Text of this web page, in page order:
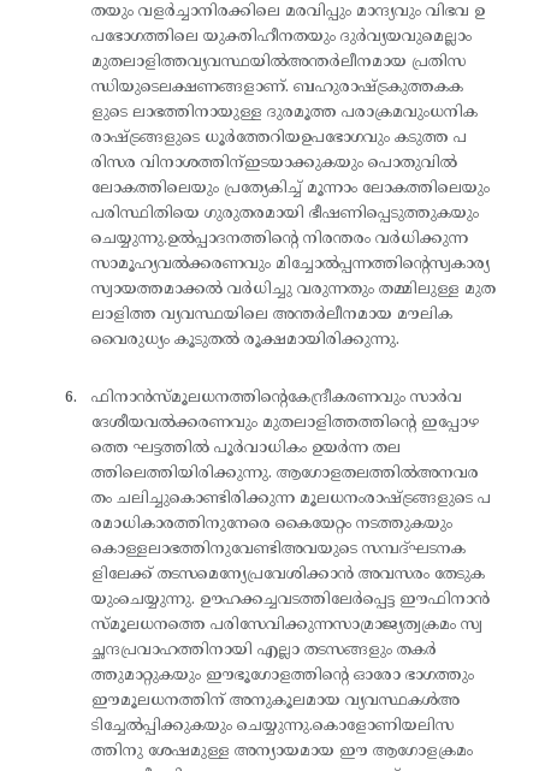
തയും വളർച്ചാനിരക്കിലെ മരവിപ്പും മാന്ദ്യവും വിഭവ ഉ
പഭോഗത്തിലെ യുക്തിഹീനതയും ദുർവ്യയവുമെല്ലാം
മുതലാളിത്തവ്യവസ്ഥയിൽഅന്തർലീനമായ പ്രതിസ
ന്ധിയുടെലക്ഷണങ്ങളാണ്. ബഹുരാഷ്ട്രകുത്തകക
ളുടെ ലാഭത്തിനായുള്ള ദുരമൂത്ത പരാക്രമവുംധനിക
രാഷ്ട്രങ്ങളുടെ ധൂർത്തേറിയഉപഭോഗവും കടുത്ത പ
രിസര വിനാശത്തിന്ഇടയാക്കുകയും പൊതുവിൽ
ലോകത്തിലെയും പ്രത്യേകിച്ച് മൂന്നാം ലോകത്തിലെയും
പരിസ്ഥിതിയെ ഗുരുതരമായി ഭീഷണിപ്പെടുത്തുകയും
ചെയ്യുന്നു.ഉൽപ്പാദനത്തിന്റെ നിരന്തരം വർധിക്കുന്ന
സാമൂഹ്യവൽക്കരണവും മിച്ചോൽപ്പന്നത്തിന്റെസ്വകാര്യ
സ്വായത്തമാക്കൽ വർധിച്ചു വരുന്നതും തമ്മിലുള്ള മുത
ലാളിത്ത വ്യവസ്ഥയിലെ അന്തർലീനമായ മൗലിക
വൈരുധ്യം കൂടുതൽ രൂക്ഷമായിരിക്കുന്നു.
ഫിനാൻസ്മൂലധനത്തിന്റെകേന്ദ്രീകരണവും സാർവ
ദേശീയവൽക്കരണവും മുതലാളിത്തത്തിന്റെ ഇപ്പോഴ
ത്തെ ഘട്ടത്തിൽ പൂർവാധികം ഉയർന്ന തല
ത്തിലെത്തിയിരിക്കുന്നു. ആഗോളതലത്തിൽഅനവര
തം ചലിച്ചുകൊണ്ടിരിക്കുന്ന മൂലധനംരാഷ്ട്രങ്ങളുടെ പ
രമാധികാരത്തിനുനേരെ കൈയേറ്റം നടത്തുകയും
കൊള്ളലാഭത്തിനുവേണ്ടിഅവയുടെ സമ്പദ്ഘടനക
ളിലേക്ക് തടസമെന്യേപ്രവേശിക്കാൻ അവസരം തേടുക
യുംചെയ്യുന്നു. ഊഹക്കച്ചവടത്തിലേർപ്പെട്ട ഈഫിനാൻ
സ്മൂലധനത്തെ പരിസേവിക്കുന്നസാമ്രാജ്യത്വക്രമം സ്വ
ച്ഛന്ദപ്രവാഹത്തിനായി എല്ലാ തടസങ്ങളും തകർ
ത്തുമാറ്റുകയും ഈഭൂഗോളത്തിന്റെ ഓരോ ഭാഗത്തും
ഈമൂലധനത്തിന് അനുകൂലമായ വ്യവസ്ഥകൾഅ
ടിച്ചേൽപ്പിക്കുകയും ചെയ്യുന്നു.കൊളോണിയലിസ
ത്തിനു ശേഷമുള്ള അന്യായമായ ഈ ആഗോളക്രമം